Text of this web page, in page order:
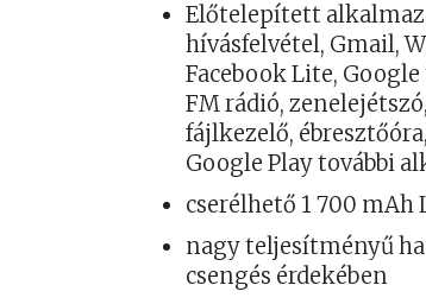
Előtelepített
hívásfelvétel, Gmail,
Facebook Lite,
FM rádió,
fájlkezelő,
Google Play további
cserélhető 1 700
nagy teljesítményű
csengés érdekében